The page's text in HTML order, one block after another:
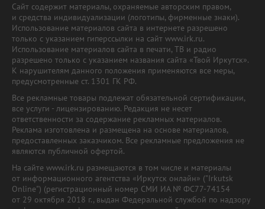
Сайт содержит материалы, охраняемые авторским правом,
и средства индивидуализации (логотипы, фирменные знаки).
Использование материалов сайта в интернете разрешено
только с указанием гиперссылки на сайт www.irk.ru.
Использование материалов сайта в печати, ТВ и радио
разрешено только с указанием названия сайта «Твой Иркутск».
К нарушителям данного положения применяются все меры,
предусмотренные ст. 1301 ГК РФ.
Все рекламные товары подлежат обязательной сертификации,
все услуги - лицензированию. Редакция не несет
ответственности за содержание рекламных материалов.
Реклама изготовлена и размещена на основе материалов,
предоставленных заказчиком. Все рекламные предложения не
являются публичной офертой.
На сайте www.irk.ru размещаются в том числе и материалы
от информационного агентства «Иркутск онлайн» ("Irkutsk
Online") (регистрационный номер СМИ ИА № ФС77-74154
от 29 октября 2018 г., выдан Федеральной службой по надзору